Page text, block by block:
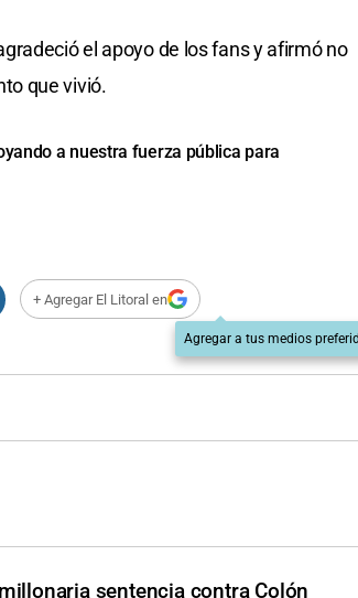
el apoyo de los fans y afirmó no
que vivió.
a nuestra fuerza pública para
+ Agregar El Litoral en
Agregar a tus medios
sentencia contra Colón